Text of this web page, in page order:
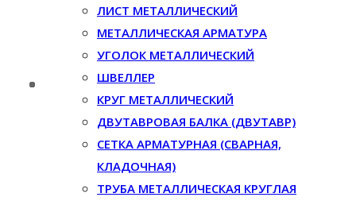
ЛИСТ МЕТАЛЛИЧЕСКИЙ
МЕТАЛЛИЧЕСКАЯ АРМАТУРА
УГОЛОК МЕТАЛЛИЧЕСКИЙ
ШВЕЛЛЕР
КРУГ МЕТАЛЛИЧЕСКИЙ
ДВУТАВРОВАЯ БАЛКА (ДВУТАВР)
СЕТКА АРМАТУРНАЯ (СВАРНАЯ,
КЛАДОЧНАЯ)
ТРУБА МЕТАЛЛИЧЕСКАЯ КРУГЛАЯ